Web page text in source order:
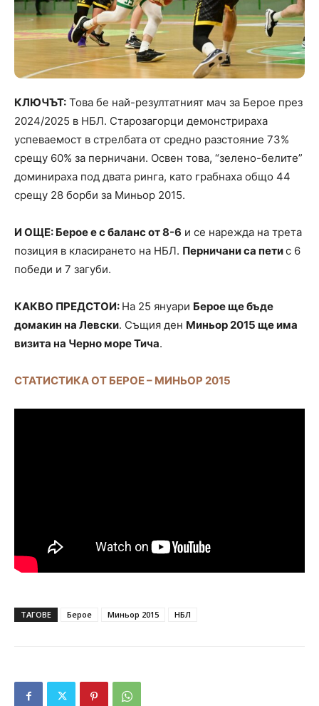
КЛЮЧЪТ: Това бе най-резултатният мач за Берое през
2024/2025 в НБЛ. Старозагорци демонстрираха
успеваемост в стрелбата от средно разстояние 73%
срещу 60% за перничани. Освен това, “зелено-белите”
доминираха под двата ринга, като грабнаха общо 44
срещу 28 борби за Миньор 2015.
И ОЩЕ: Берое е с баланс от 8-6 и се нарежда на трета
позиция в класирането на НБЛ. Перничани са петис 6
победи и 7 загуби.
КАКВО ПРЕДСТОИ: На 25 януари Берое ще бъде
домакин на Левски. Същия ден Миньор 2015 ще има
визита на Черно море Тича.
СТАТИСТИКА ОТ БЕРОЕ – МИНЬОР 2015
ТАГОВЕ Берое Миньор 2015 НБЛ